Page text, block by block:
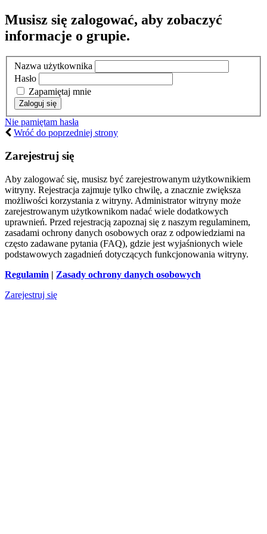
Musisz się zalogować, aby zobaczyć
informacje o grupie.
Nazwa użytkownika
Hasło
Zapamiętaj mnie
Nie pamiętam hasła
Wróć do poprzedniej strony
Zarejestruj się
Aby zalogować się, musisz być zarejestrowanym użytkownikiem
witryny. Rejestracja zajmuje tylko chwilę, a znacznie zwiększa
możliwości korzystania z witryny. Administrator witryny może
zarejestrowanym użytkownikom nadać wiele dodatkowych
uprawnień. Przed rejestracją zapoznaj się z naszym regulaminem,
zasadami ochrony danych osobowych oraz z odpowiedziami na
często zadawane pytania (FAQ), gdzie jest wyjaśnionych wiele
podstawowych zagadnień dotyczących funkcjonowania witryny.
Regulamin | Zasady ochrony danych osobowych
Zarejestruj się